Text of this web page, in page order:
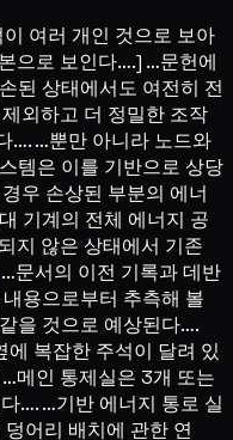
여러 개인 것으로 보아
으로 보인다….] …문헌에
된 상태에서도 여전히 전
외하고 더 정밀한 조작
…. …뿐만 아니라 노드와
템은 이를 기반으로 상당
우 손상된 부분의 에너
기계의 전체 에너지 공
지 않은 상태에서 기존
문서의 이전 기록과 데반
용으로부터 추측해 볼
을 것으로 예상된다….
복잡한 주석이 달려 있
메인 통제실은 3개 또는
…. …기반 에너지 통로 실
어리 배치에 관한 연